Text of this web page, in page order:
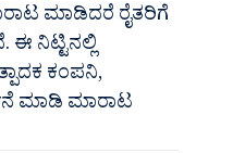
ಮಾಡಿದರೆ ರೈತರಿಗೆ
ಈ ನಿಟ್ಟಿನಲ್ಲಿ
ಕಂಪನಿ,
ಮಾಡಿ ಮಾರಾಟ